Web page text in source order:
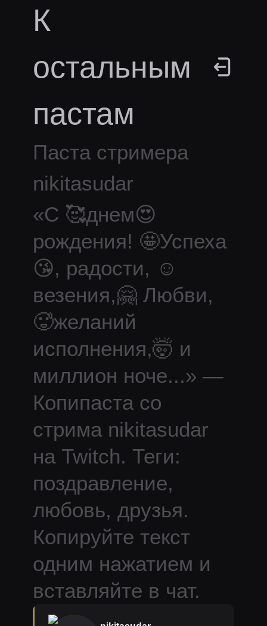
К
остальным
пастам
Паста стримера
nikitasudar
«С 🥰днем😍
рождения! 🤩Успеха
😘, радости, ☺
везения,🤗 Любви,
🥵желаний
исполнения,🤯 и
миллион ноче...» —
Копипаста со
стрима nikitasudar
на Twitch. Теги:
поздравление,
любовь, друзья.
Копируйте текст
одним нажатием и
вставляйте в чат.